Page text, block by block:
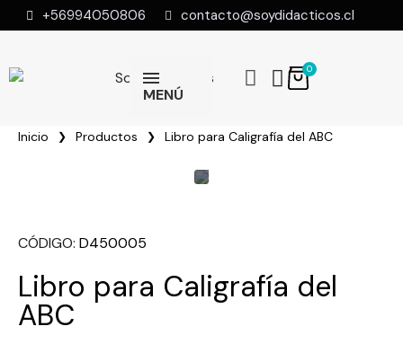
+56994050806 contacto@soydidacticos.cl
MENÚ
Inicio Productos Libro para Caligrafía del ABC
CÓDIGO D450005
Libro para Caligrafía del
ABC